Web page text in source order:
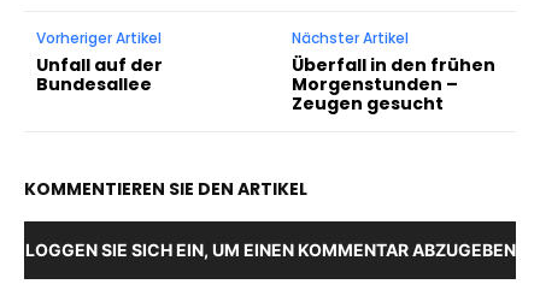
Vorheriger Artikel
Unfall auf der
Bundesallee
Nächster Artikel
Überfall in den frühen
Morgenstunden –
Zeugen gesucht
KOMMENTIEREN SIE DEN ARTIKEL
LOGGEN SIE SICH EIN, UM EINEN KOMMENTAR ABZUGEBEN